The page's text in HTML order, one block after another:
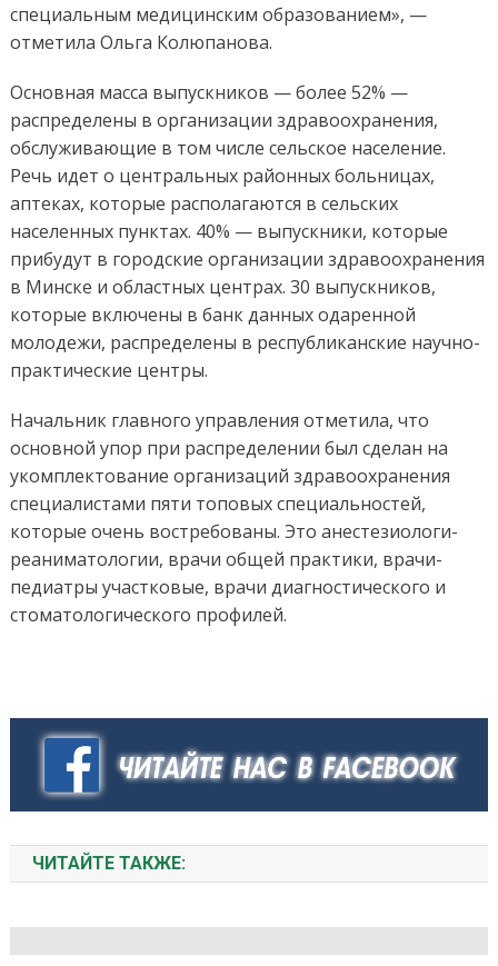
специальным медицинским образованием», —
отметила Ольга Колюпанова.
Основная масса выпускников — более 52% —
распределены в организации здравоохранения,
обслуживающие в том числе сельское население.
Речь идет о центральных районных больницах,
аптеках, которые располагаются в сельских
населенных пунктах. 40% — выпускники, которые
прибудут в городские организации здравоохранения
в Минске и областных центрах. 30 выпускников,
которые включены в банк данных одаренной
молодежи, распределены в республиканские научно-
практические центры.
Начальник главного управления отметила, что
основной упор при распределении был сделан на
укомплектование организаций здравоохранения
специалистами пяти топовых специальностей,
которые очень востребованы. Это анестезиологи-
реаниматологии, врачи общей практики, врачи-
педиатры участковые, врачи диагностического и
стоматологического профилей.
ЧИТАЙТЕ ТАКЖЕ: